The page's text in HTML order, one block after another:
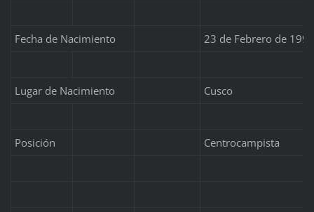
Fecha de Nacimiento 23 de Febrero de 1995
Lugar de Nacimiento Cusco
Posición Centrocampista